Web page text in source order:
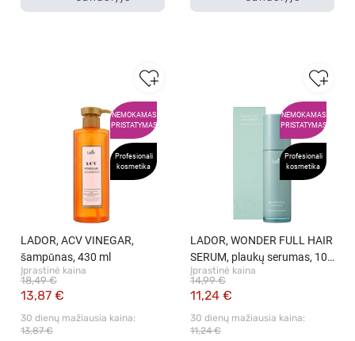
NEMOKAMAS
PRISTATYMAS
Profesionali
kosmetika
LADOR, ACV VINEGAR,
šampūnas, 430 ml
Įprastinė kaina
13,87 €
18,49 €
30 dienų mažiausia kaina:
13,87 €
NEMOKAMAS
PRISTATYMAS
Profesionali
kosmetika
LADOR, WONDER FULL HAIR
SERUM, plaukų serumas, 100
ml
Įprastinė kaina
11,24 €
14,99 €
30 dienų mažiausia kaina:
11,24 €